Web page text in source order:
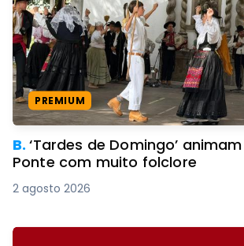
PREMIUM
B.‘Tardes de Domingo’
Ponte com muito folclore
2 agosto 2026